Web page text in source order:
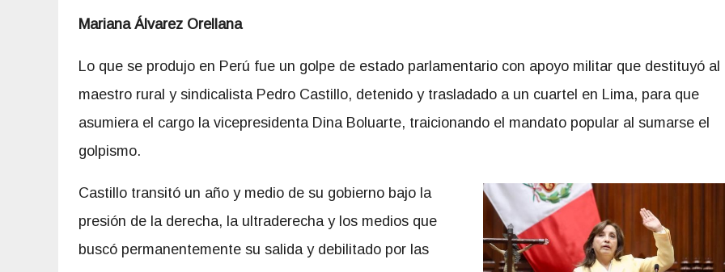
Mariana Álvarez Orellana
Lo que se produjo en Perú fue un golpe de estado parlamentario con apoyo militar que destituyó al
maestro rural y sindicalista Pedro Castillo, detenido y trasladado a un cuartel en Lima, para que
asumiera el cargo la vicepresidenta Dina Boluarte, traicionando el mandato popular al sumarse el
golpismo.
Castillo transitó un año y medio de su gobierno bajo la
presión de la derecha, la ultraderecha y los medios que
buscó permanentemente su salida y debilitado por las